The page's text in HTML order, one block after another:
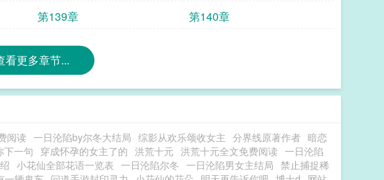
第139章 第140章
看更多章节...
阅读 一日沦陷by尔冬大结局 综影从欢乐颂收女主 分界线原著作者 暗恋
下一句 穿成怀孕的女主了的 洪荒十元 洪荒十元全文免费阅读 一日沦陷
小花仙全部花语一览表 一日沦陷尔冬 一日沦陷男女主结局 禁止捕捉稀